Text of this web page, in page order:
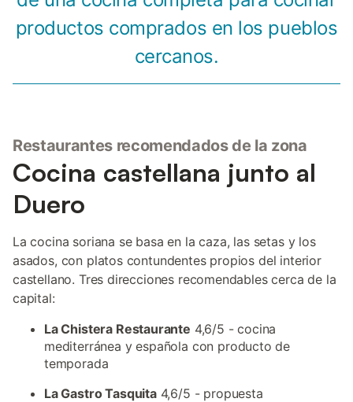
productos comprados en los pueblos
cercanos.
Restaurantes recomendados de la zona
Cocina castellana junto al
Duero
La cocina soriana se basa en la caza, las setas y los
asados, con platos contundentes propios del interior
castellano. Tres direcciones recomendables cerca de la
capital:
La Chistera Restaurante 4,6/5 - cocina
mediterránea y española con producto de
temporada
La Gastro Tasquita4,6/5 - propuesta